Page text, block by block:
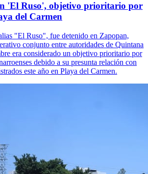
'El Ruso', objetivo prioritario por
del Carmen
"El Ruso", fue detenido en Zapopan,
conjunto entre autoridades de Quintana
era considerado un objetivo prioritario por
debido a su presunta relación con
este año en Playa del Carmen.